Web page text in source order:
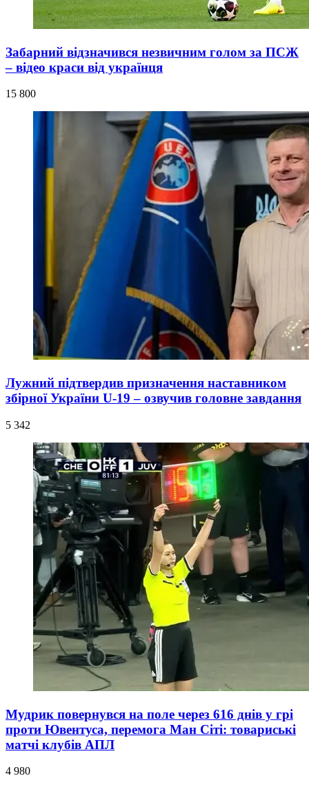
Забарний відзначився незвичним голом за ПСЖ
– відео краси від українця
15 800
Лужний підтвердив призначення наставником
збірної України U-19 – озвучив головне завдання
5 342
Мудрик повернувся на поле через 616 днів у грі
проти Ювентуса, перемога Ман Сіті: товариські
матчі клубів АПЛ
4 980